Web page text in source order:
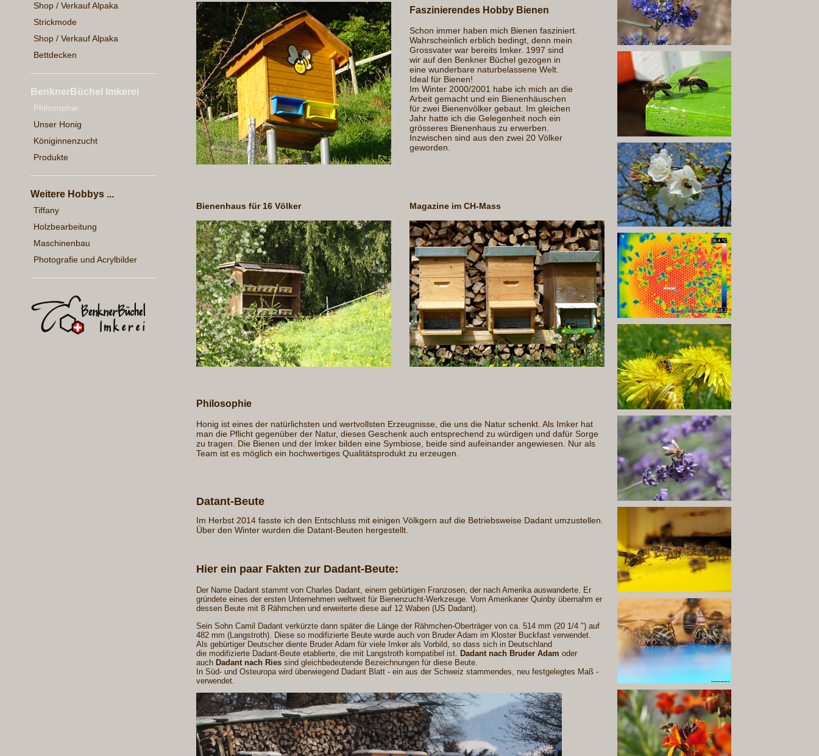
Shop / Verkauf Alpaka
Strickmode
Shop / Verkauf Alpaka
Bettdecken
BenknerBüchel Imkerei
Philosophie
Unser Honig
Königinnenzucht
Produkte
Weitere Hobbys ...
Tiffany
Holzbearbeitung
Maschinenbau
Photografie und Acrylbilder
Faszinierendes Hobby Bienen
Schon immer haben mich Bienen fasziniert.
Wahrscheinlich erblich bedingt, denn mein
Grossvater war bereits Imker. 1997 sind
wir auf den Benkner Büchel gezogen in
eine wunderbare naturbelassene Welt.
Ideal für Bienen!
Im Winter 2000/2001 habe ich mich an die
Arbeit gemacht und ein Bienenhäuschen
für zwei Bienenvölker gebaut. Im gleichen
Jahr hatte ich die Gelegenheit noch ein
grösseres Bienenhaus zu erwerben.
Inzwischen sind aus den zwei 20 Völker
geworden.
Bienenhaus für 16 Völker Magazine im CH-Mass
Philosophie
Honig ist eines der natürlichsten und wertvollsten Erzeugnisse, die uns die Natur schenkt. Als Imker hat
man die Pflicht gegenüber der Natur, dieses Geschenk auch entsprechend zu würdigen und dafür Sorge
zu tragen. Die Bienen und der Imker bilden eine Symbiose, beide sind aufeinander angewiesen. Nur als
Team ist es möglich ein hochwertiges Qualitätsprodukt zu erzeugen.
Datant-Beute
Im Herbst 2014 fasste ich den Entschluss mit einigen Völkgern auf die Betriebsweise Dadant umzustellen.
Über den Winter wurden die Datant-Beuten hergestellt.
Hier ein paar Fakten zur Dadant-Beute:
Der Name Dadant stammt von Charles Dadant, einem gebürtigen Franzosen, der nach Amerika auswanderte. Er
gründete eines der ersten Unternehmen weltweit für Bienenzucht-Werkzeuge. Vom Amerikaner Quinby übernahm er
dessen Beute mit 8 Rähmchen und erweiterte diese auf 12 Waben (US Dadant).
Sein Sohn Camil Dadant verkürzte dann später die Länge der Rähmchen-Oberträger von ca. 514 mm (20 1/4 ") auf
482 mm (Langstroth). Diese so modifizierte Beute wurde auch von Bruder Adam im Kloster Buckfast verwendet.
Als gebürtiger Deutscher diente Bruder Adam für viele Imker als Vorbild, so dass sich in Deutschland
die modifizierte Dadant-Beute etablierte, die mit Langstroth kompatibel ist. Dadant nach Bruder Adam oder
auch Dadant nach Ries sind gleichbedeutende Bezeichnungen für diese Beute.
In Süd- und Osteuropa wird überwiegend Dadant Blatt - ein aus der Schweiz stammendes, neu festgelegtes Maß -
verwendet.